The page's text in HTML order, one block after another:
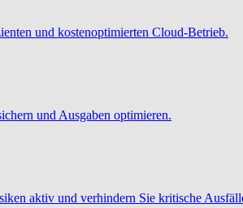
und kostenoptimierten Cloud-Betrieb.
und Ausgaben optimieren.
aktiv und verhindern Sie kritische